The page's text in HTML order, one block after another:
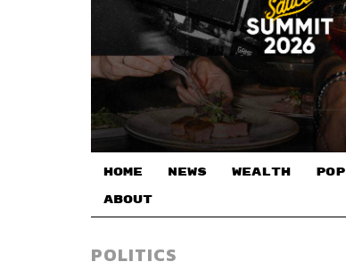
HOME NEWS WEALTH POP
ABOUT
POLITICS